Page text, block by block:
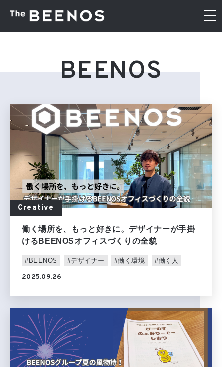
BEENOS
Creative
働く場所を、もっと好きに。デザイナーが手掛
けるBEENOSオフィスづくりの全貌
#BEENOS #デザイナー #働く環境 #働く人
2025.09.26